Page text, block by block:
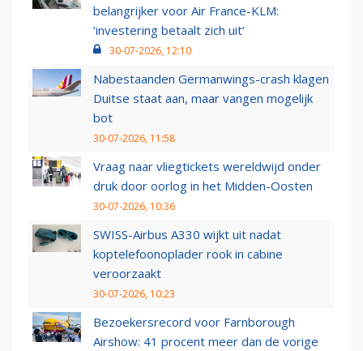
belangrijker voor Air France-KLM:
‘investering betaalt zich uit’
30-07-2026, 12:10
Nabestaanden Germanwings-crash klagen
Duitse staat aan, maar vangen mogelijk
bot
30-07-2026, 11:58
Vraag naar vliegtickets wereldwijd onder
druk door oorlog in het Midden-Oosten
30-07-2026, 10:36
SWISS-Airbus A330 wijkt uit nadat
koptelefoonoplader rook in cabine
veroorzaakt
30-07-2026, 10:23
Bezoekersrecord voor Farnborough
Airshow: 41 procent meer dan de vorige